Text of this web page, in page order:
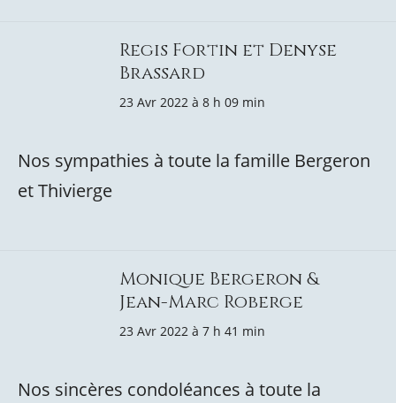
Regis Fortin et Denyse
Brassard
23 Avr 2022 à 8 h 09 min
Nos sympathies à toute la famille Bergeron
et Thivierge
Monique Bergeron &
Jean-Marc Roberge
23 Avr 2022 à 7 h 41 min
Nos sincères condoléances à toute la